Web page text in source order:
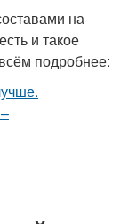
на
и такое
подробнее: